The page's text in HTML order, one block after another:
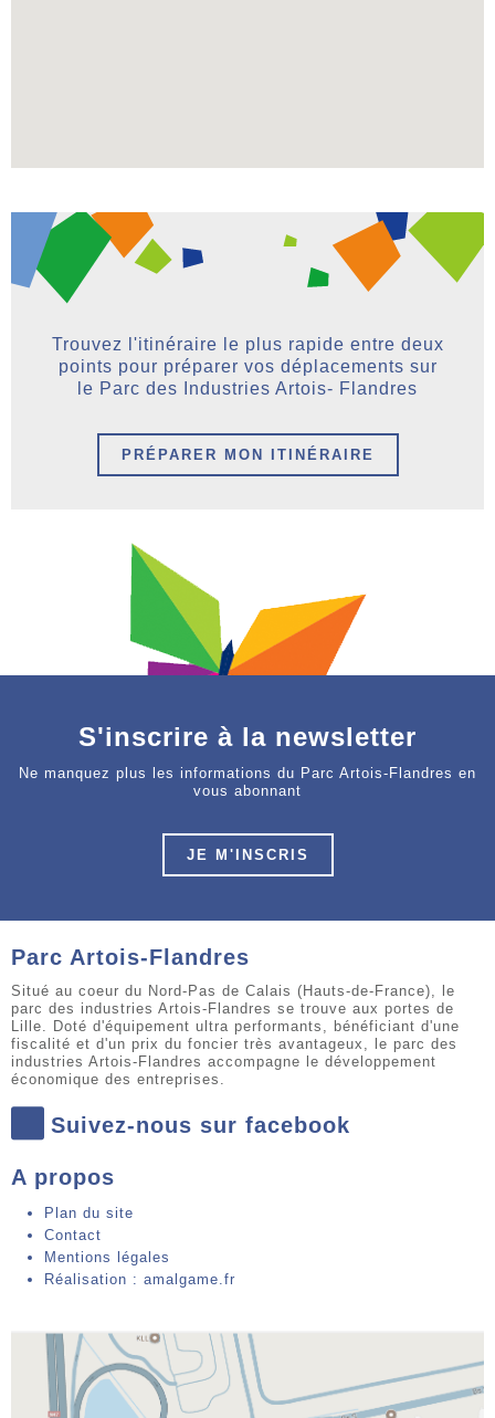
Trouvez l'itinéraire le plus rapide entre deux
points pour préparer vos déplacements sur
le Parc des Industries Artois- Flandres
PRÉPARER MON ITINÉRAIRE
S'inscrire à la newsletter
Ne manquez plus les informations du Parc Artois-Flandres en
vous abonnant
JE M'INSCRIS
Parc Artois-Flandres
Situé au coeur du Nord-Pas de Calais (Hauts-de-France), le
parc des industries Artois-Flandres se trouve aux portes de
Lille. Doté d'équipement ultra performants, bénéficiant d'une
fiscalité et d'un prix du foncier très avantageux, le parc des
industries Artois-Flandres accompagne le développement
économique des entreprises.
Suivez-nous sur facebook
A propos
Plan du site
Contact
Mentions légales
Réalisation : amalgame.fr